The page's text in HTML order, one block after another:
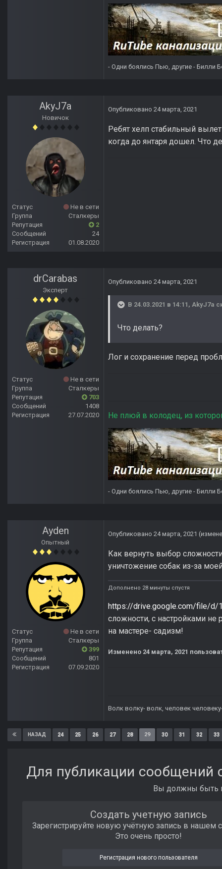
- Одни боялись Пью, другие - Билли
AkyJ7a
Новичок
Статус
Не в сети
Группа
Сталкеры
Репутация
2
Сообщений
24
Регистрация
01.08.2020
Опубликовано 24 марта, 2021
Ребят хелп стабильный
когда до янтаря дошел. Что
drCarabas
Эксперт
Статус
Не в сети
Группа
Сталкеры
Репутация
703
Сообщений
1408
Регистрация
27.07.2020
Опубликовано 24 марта, 2021
В 24.03.2021 в 14:11, AkyJ7a
Что делать?
Лог и сохранение перед
Не плюй в колодец, из
- Одни боялись Пью, другие - Билли
Ayden
Опытный
Статус
Не в сети
Группа
Сталкеры
Репутация
399
Сообщений
801
Регистрация
07.09.2020
Опубликовано 24 марта, 2021
Как вернуть выбор
уничтожение собак из-за
Дополнено 28 минуты спустя
https://drive.google.com/file/d/
сложности, с настройками не
на мастере- садизм!
Изменено 24 марта, 2021
Волк волку- волк, человек
НАЗАД 24 25 26 27 28 29 30 31 32 33
Для публикации сообщений
Вы должны быть
Создать учетную запись
Зарегистрируйте новую учётную запись в нашем
Это очень просто!
Регистрация нового пользователя